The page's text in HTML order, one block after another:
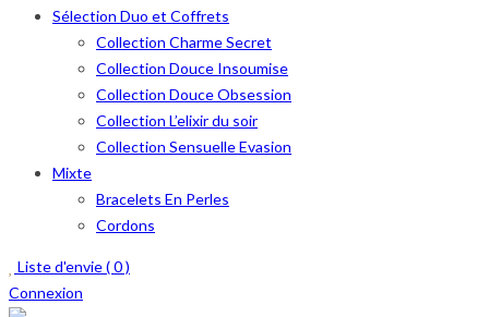
Sélection Duo et Coffrets
Collection Charme Secret
Collection Douce Insoumise
Collection Douce Obsession
Collection L’elixir du soir
Collection Sensuelle Evasion
Mixte
Bracelets En Perles
Cordons
Liste d'envie (0)
Connexion